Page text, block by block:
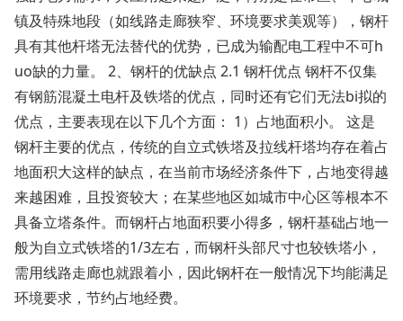
镇及特殊地段（如线路走廊狭窄、环境要求美观等），钢杆
具有其他杆塔无法替代的优势，已成为输配电工程中不可h
uo缺的力量。 2、钢杆的优缺点 2.1 钢杆优点 钢杆不仅集
有钢筋混凝土电杆及铁塔的优点，同时还有它们无法bi拟的
优点，主要表现在以下几个方面： 1）占地面积小。 这是
钢杆主要的优点，传统的自立式铁塔及拉线杆塔均存在着占
地面积大这样的缺点，在当前市场经济条件下，占地变得越
来越困难，且投资较大；在某些地区如城市中心区等根本不
具备立塔条件。而钢杆占地面积要小得多，钢杆基础占地一
般为自立式铁塔的1/3左右，而钢杆头部尺寸也较铁塔小，
需用线路走廊也就跟着小，因此钢杆在一般情况下均能满足
环境要求，节约占地经费。